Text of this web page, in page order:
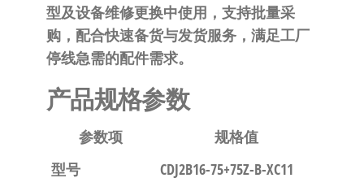
型及设备维修更换中使用，支持批量采
购，配合快速备货与发货服务，满足工厂
停线急需的配件需求。
产品规格参数
参数项
规格值
型号
CDJ2B16-75+75Z-B-XC11